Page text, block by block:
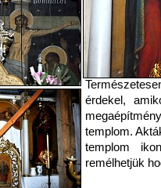
érdekel,
templom.
templom
remélhetjük